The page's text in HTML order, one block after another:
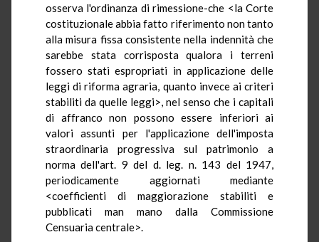
osserva l'ordinanza di rimessione-che <la Corte
costituzionale abbia fatto riferimento non tanto
alla misura fissa consistente nella indennità che
sarebbe stata corrisposta qualora i terreni
fossero stati espropriati in applicazione delle
leggi di riforma agraria, quanto invece ai criteri
stabiliti da quelle leggi>, nel senso che i capitali
di affranco non possono essere inferiori ai
valori assunti per l'applicazione dell'imposta
straordinaria progressiva sul patrimonio a
norma dell'art. 9 del d. leg. n. 143 del 1947,
periodicamente aggiornati mediante
<coefficienti di maggiorazione stabiliti e
pubblicati man mano dalla Commissione
Censuaria centrale>.